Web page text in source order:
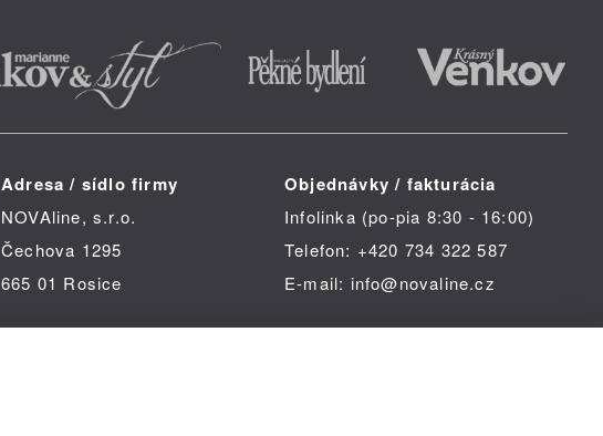
Adresa / sídlo firmy
NOVAline, s.r.o.
Čechova 1295
665 01 Rosice
Objednávky / fakturácia
Infolinka (po-pia 8:30 - 16:00)
Telefon: +420 734 322 587
E-mail: info@novaline.cz